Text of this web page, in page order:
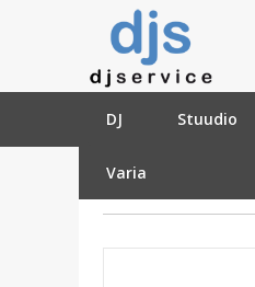
DJ Stuudio
Varia
»Varia